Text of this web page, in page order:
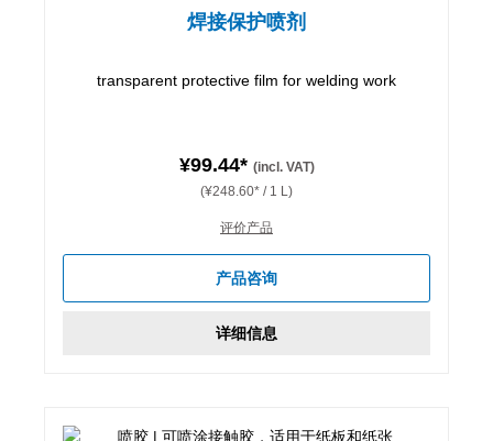
焊接保护喷剂
transparent protective film for welding work
¥99.44* (incl. VAT)
(¥248.60* / 1 L)
评价产品
产品咨询
详细信息